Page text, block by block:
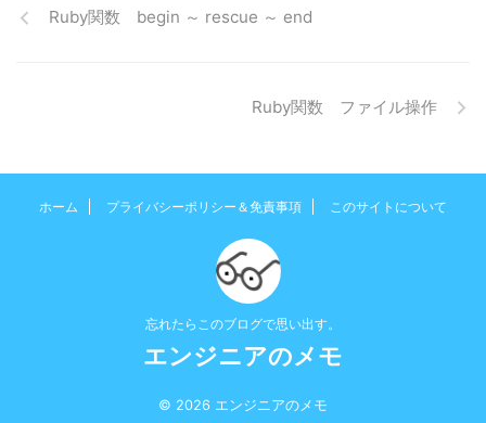
Ruby関数 begin ～ rescue ～ end
Ruby関数 ファイル操作
ホーム プライバシーポリシー＆免責事項 このサイトについて
忘れたらこのブログで思い出す。
エンジニアのメモ
© 2026 エンジニアのメモ